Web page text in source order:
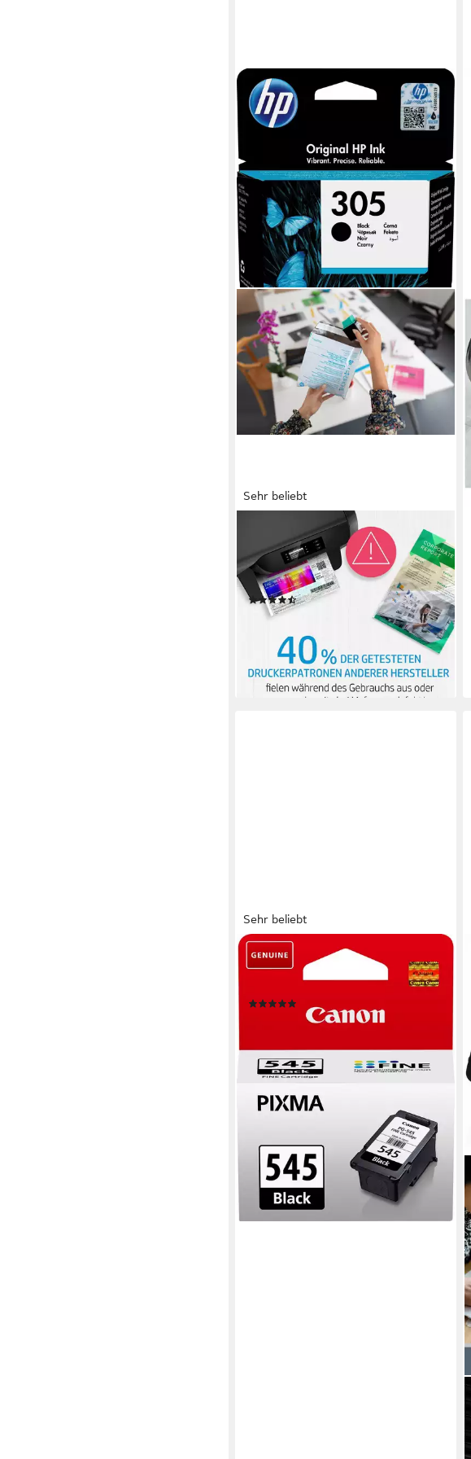
Sehr beliebt
HP original Druckerpatrone 305
schwarz/black Tintenpatrone (3
Probemonate gratis* drucken)
(1015)
13,49 €
lieferbar - in 1-2 Werktagen bei dir
Sehr beliebt
CANON
PG-545 Tintenpatrone (original
(581)